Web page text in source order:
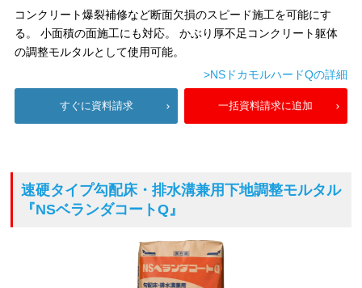
コンクリート爆裂補修など断面欠損のスピード施工を可能にす
る。 小面積の面施工にも対応。 かぶり厚不足コンクリート躯体
の調整モルタルとして使用可能。
>NSドカモルハードQの詳細
すぐに資料請求 一括資料請求に追加
速硬タイプ勾配床・排水溝兼用下地調整モルタル
『NSベランダコートQ』